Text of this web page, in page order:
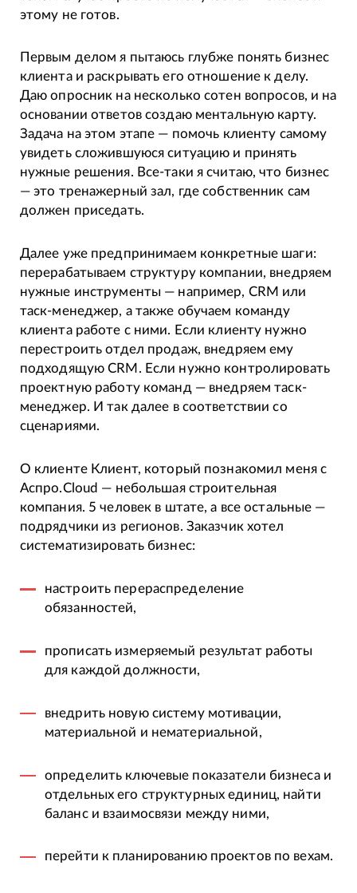
этому не готов.
Первым делом я пытаюсь глубже понять бизнес
клиента и раскрывать его отношение к делу.
Даю опросник на несколько сотен вопросов, и на
основании ответов создаю ментальную карту.
Задача на этом этапе — помочь клиенту самому
увидеть сложившуюся ситуацию и принять
нужные решения. Все-таки я считаю, что бизнес
— это тренажерный зал, где собственник сам
должен приседать.
Далее уже предпринимаем конкретные шаги:
перерабатываем структуру компании, внедряем
нужные инструменты — например, CRM или
таск-менеджер, а также обучаем команду
клиента работе с ними. Если клиенту нужно
перестроить отдел продаж, внедряем ему
подходящую CRM. Если нужно контролировать
проектную работу команд — внедряем таск-
менеджер. И так далее в соответствии со
сценариями.
О клиенте Клиент, который познакомил меня с
Аспро.Cloud — небольшая строительная
компания. 5 человек в штате, а все остальные —
подрядчики из регионов. Заказчик хотел
систематизировать бизнес:
настроить перераспределение
обязанностей,
прописать измеряемый результат работы
для каждой должности,
внедрить новую систему мотивации,
материальной и нематериальной,
определить ключевые показатели бизнеса и
отдельных его структурных единиц, найти
баланс и взаимосвязи между ними,
перейти к планированию проектов по вехам.